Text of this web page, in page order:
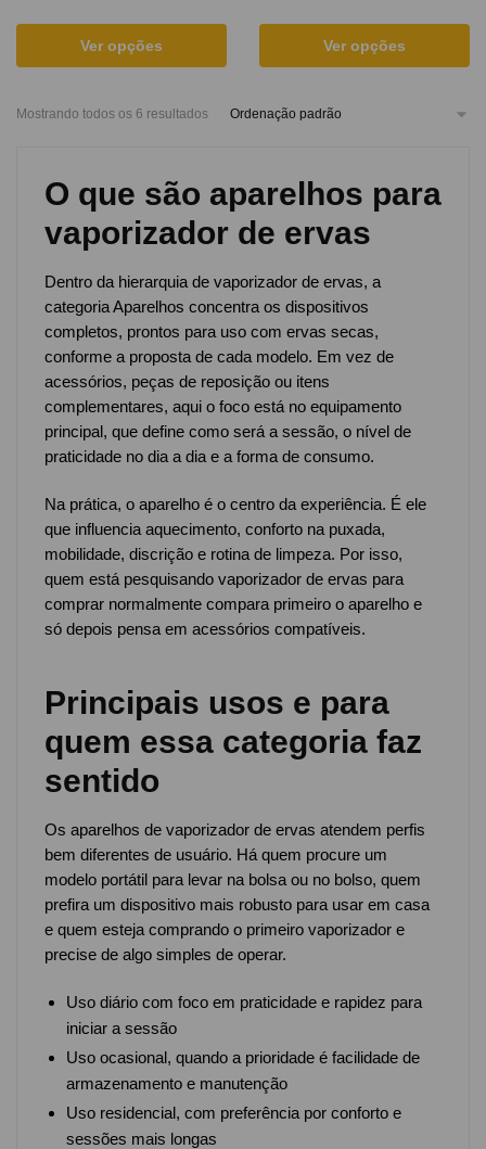
Ver opções Ver opções
Mostrando todos os 6 resultados
O que são aparelhos para
vaporizador de ervas
Dentro da hierarquia de vaporizador de ervas, a
categoria Aparelhos concentra os dispositivos
completos, prontos para uso com ervas secas,
conforme a proposta de cada modelo. Em vez de
acessórios, peças de reposição ou itens
complementares, aqui o foco está no equipamento
principal, que define como será a sessão, o nível de
praticidade no dia a dia e a forma de consumo.
Na prática, o aparelho é o centro da experiência. É ele
que influencia aquecimento, conforto na puxada,
mobilidade, discrição e rotina de limpeza. Por isso,
quem está pesquisando vaporizador de ervas para
comprar normalmente compara primeiro o aparelho e
só depois pensa em acessórios compatíveis.
Principais usos e para
quem essa categoria faz
sentido
Os aparelhos de vaporizador de ervas atendem perfis
bem diferentes de usuário. Há quem procure um
modelo portátil para levar na bolsa ou no bolso, quem
prefira um dispositivo mais robusto para usar em casa
e quem esteja comprando o primeiro vaporizador e
precise de algo simples de operar.
Uso diário com foco em praticidade e rapidez para
iniciar a sessão
Uso ocasional, quando a prioridade é facilidade de
armazenamento e manutenção
Uso residencial, com preferência por conforto e
sessões mais longas